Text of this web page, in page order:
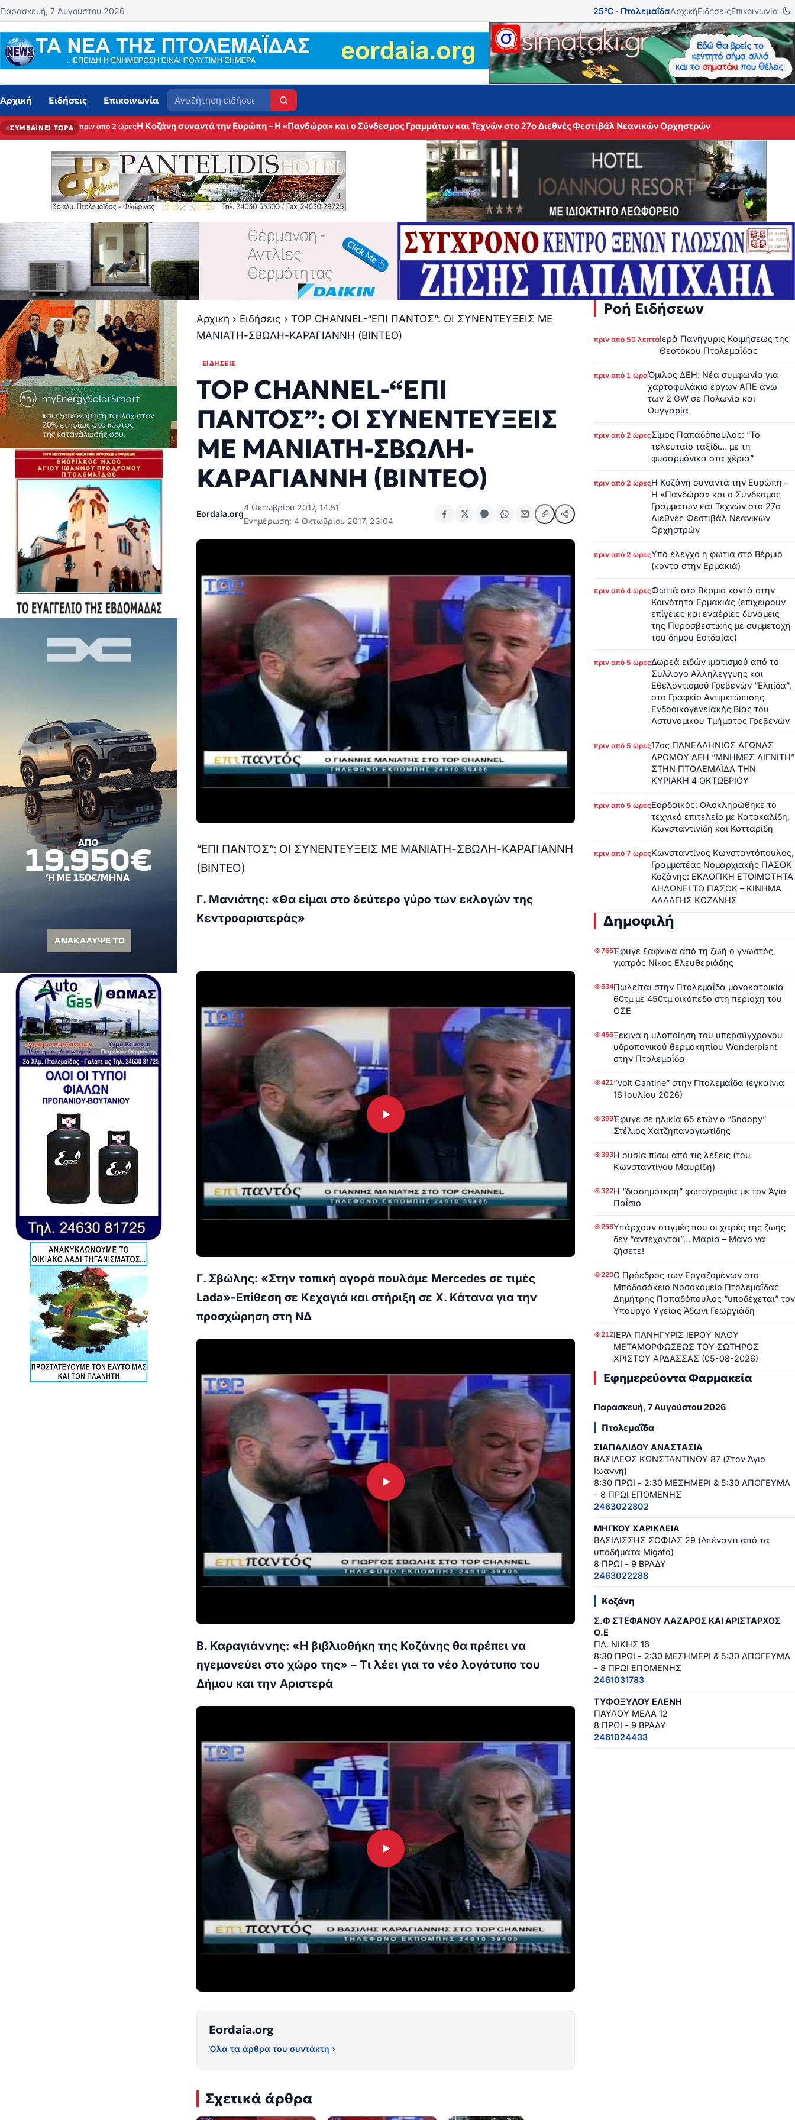
Μετάβαση στο περιεχόμενο
Παρασκευή, 7 Αυγούστου 2026 25°C · ΠτολεμαΐδαΑρχικήΕιδήσειςΕπικοινωνία
Αρχική Ειδήσεις Επικοινωνία Αναζήτηση
ΣΥΜΒΑΙΝΕΙ ΤΩΡΑ πριν από 2 ώρεςΗ Κοζάνη συναντά την Ευρώπη – Η «Πανδώρα» και ο Σύνδεσμος Γραμμάτων και Τεχνών στο 27ο Διεθνές Φεστιβάλ Νεανικών Ορχηστρών
Αρχική › Ειδήσεις › ΤOP CHANNEL-“ΕΠΙ ΠΑΝΤΟΣ”: ΟΙ ΣΥΝΕΝΤΕΥΞΕΙΣ ΜΕ
ΜΑΝΙΑΤΗ-ΣΒΩΛΗ-ΚΑΡΑΓΙΑΝΝΗ (ΒΙΝΤΕΟ)
ΕΙΔΉΣΕΙΣ
ΤOP CHANNEL-“ΕΠΙ
ΠΑΝΤΟΣ”: ΟΙ ΣΥΝΕΝΤΕΥΞΕΙΣ
ΜΕ ΜΑΝΙΑΤΗ-ΣΒΩΛΗ-
ΚΑΡΑΓΙΑΝΝΗ (ΒΙΝΤΕΟ)
Eordaia.org
4 Οκτωβρίου 2017, 14:51
Ενημέρωση: 4 Οκτωβρίου 2017, 23:04
“ΕΠΙ ΠΑΝΤΟΣ”: ΟΙ ΣΥΝΕΝΤΕΥΞΕΙΣ ΜΕ ΜΑΝΙΑΤΗ-ΣΒΩΛΗ-ΚΑΡΑΓΙΑΝΝΗ
(ΒΙΝΤΕΟ)
Γ. Μανιάτης: «Θα είμαι στο δεύτερο γύρο των εκλογών της
Κεντροαριστεράς»
Γ. Σβώλης: «Στην τοπική αγορά πουλάμε Mercedes σε τιμές
Lada»-Επίθεση σε Κεχαγιά και στήριξη σε Χ. Κάτανα για την
προσχώρηση στη ΝΔ
Β. Καραγιάννης: «Η βιβλιοθήκη της Κοζάνης θα πρέπει να
ηγεμονεύει στο χώρο της» – Τι λέει για το νέο λογότυπο του
Δήμου και την Αριστερά
Eordaia.org
Όλα τα άρθρα του συντάκτη ›
Σχετικά άρθρα
Ροή Ειδήσεων
πριν από 50 λεπτάΙερά Πανήγυρις Κοιμήσεως της
Θεοτόκου Πτολεμαΐδας
πριν από 1 ώραΌμιλος ΔΕΗ: Νέα συμφωνία για
χαρτοφυλάκιο έργων ΑΠΕ άνω
των 2 GW σε Πολωνία και
Ουγγαρία
πριν από 2 ώρεςΣίμος Παπαδόπουλος: “Το
τελευταίο ταξίδι… με τη
φυσαρμόνικα στα χέρια”
πριν από 2 ώρεςΗ Κοζάνη συναντά την Ευρώπη –
Η «Πανδώρα» και ο Σύνδεσμος
Γραμμάτων και Τεχνών στο 27ο
Διεθνές Φεστιβάλ Νεανικών
Ορχηστρών
πριν από 2 ώρεςΥπό έλεγχο η φωτιά στο Βέρμιο
(κοντά στην Ερμακιά)
πριν από 4 ώρεςΦωτιά στο Βέρμιο κοντά στην
Κοινότητα Ερμακιάς (επιχειρούν
επίγειες και εναέριες δυνάμεις
της Πυροσβεστικής με συμμετοχή
του δήμου Εοτδαίας)
πριν από 5 ώρεςΔωρεά ειδών ιματισμού από το
Σύλλογο Αλληλεγγύης και
Εθελοντισμού Γρεβενών “Ελπίδα”,
στο Γραφείο Αντιμετώπισης
Ενδοοικογενειακής Βίας του
Αστυνομικού Τμήματος Γρεβενών
πριν από 5 ώρες17ος ΠΑΝΕΛΛΗΝΙΟΣ ΑΓΩΝΑΣ
ΔΡΟΜΟΥ ΔΕΗ “ΜΝΗΜΕΣ ΛΙΓΝΙΤΗ”
ΣΤΗΝ ΠΤΟΛΕΜΑΪΔΑ ΤΗΝ
ΚΥΡΙΑΚΗ 4 ΟΚΤΩΒΡΙΟΥ
πριν από 5 ώρεςΕορδαϊκός: Ολοκληρώθηκε το
τεχνικό επιτελείο με Κατακαλίδη,
Κωνσταντινίδη και Κοτταρίδη
πριν από 7 ώρεςΚωνσταντίνος Κωνσταντόπουλος,
Γραμματέας Νομαρχιακής ΠΑΣΟΚ
Κοζάνης: ΕΚΛΟΓΙΚΗ ΕΤΟΙΜΟΤΗΤΑ
ΔΗΛΩΝΕΙ ΤΟ ΠΑΣΟΚ – ΚΙΝΗΜΑ
ΑΛΛΑΓΗΣ ΚΟΖΑΝΗΣ
Δημοφιλή
765Έφυγε ξαφνικά από τη ζωή ο γνωστός
γιατρός Νίκος Ελευθεριάδης
634Πωλείται στην Πτολεμαΐδα μονοκατοικία
60τμ με 450τμ οικόπεδο στη περιοχή του
ΟΣΕ
456Ξεκινά η υλοποίηση του υπερσύγχρονου
υδροπονικού θερμοκηπίου Wonderplant
στην Πτολεμαΐδα
421“Volt Cantine” στην Πτολεμαΐδα (εγκαίνια
16 Ιουλίου 2026)
399Έφυγε σε ηλικία 65 ετών ο “Snoopy”
Στέλιος Χατζηπαναγιωτίδης
393Η ουσία πίσω από τις λέξεις (του
Κωνσταντίνου Μαυρίδη)
322Η “διασημότερη” φωτογραφία με τον Άγιο
Παΐσιο
256Υπάρχουν στιγμές που οι χαρές της ζωής
δεν “αντέχονται”… Μαρία – Μάνο να
ζήσετε!
220Ο Πρόεδρος των Εργαζομένων στο
Μποδοσάκειο Νοσοκομείο Πτολεμαΐδας
Δημήτρης Παπαδόπουλος “υποδέχεται” τον
Υπουργό Υγείας Άδωνι Γεωργιάδη
212ΙΕΡΑ ΠΑΝΗΓΥΡΙΣ ΙΕΡΟΥ ΝΑΟΥ
ΜΕΤΑΜΟΡΦΩΣΕΩΣ ΤΟΥ ΣΩΤΗΡΟΣ
ΧΡΙΣΤΟΥ ΑΡΔΑΣΣΑΣ (05-08-2026)
Εφημερεύοντα Φαρμακεία
Παρασκευή, 7 Αυγούστου 2026
Πτολεμαΐδα
ΣΙΑΠΑΛΙΔΟΥ ΑΝΑΣΤΑΣΙΑ
ΒΑΣΙΛΕΩΣ ΚΩΝΣΤΑΝΤΙΝΟΥ 87 (Στον Άγιο
Ιωάννη)
8:30 ΠΡΩΙ - 2:30 ΜΕΣΗΜΕΡΙ & 5:30 ΑΠΟΓΕΥΜΑ
- 8 ΠΡΩΙ ΕΠΟΜΕΝΗΣ
2463022802
ΜΗΓΚΟΥ ΧΑΡΙΚΛΕΙΑ
ΒΑΣΙΛΙΣΣΗΣ ΣΟΦΙΑΣ 29 (Απέναντι από τα
υποδήματα Migato)
8 ΠΡΩΙ - 9 ΒΡΑΔΥ
2463022288
Κοζάνη
Σ.Φ ΣΤΕΦΑΝΟΥ ΛΑΖΑΡΟΣ ΚΑΙ ΑΡΙΣΤΑΡΧΟΣ
Ο.Ε
ΠΛ. ΝΙΚΗΣ 16
8:30 ΠΡΩΙ - 2:30 ΜΕΣΗΜΕΡΙ & 5:30 ΑΠΟΓΕΥΜΑ
- 8 ΠΡΩΙ ΕΠΟΜΕΝΗΣ
2461031783
ΤΥΦΟΞΥΛΟΥ ΕΛΕΝΗ
ΠΑΥΛΟΥ ΜΕΛΑ 12
8 ΠΡΩΙ - 9 ΒΡΑΔΥ
2461024433